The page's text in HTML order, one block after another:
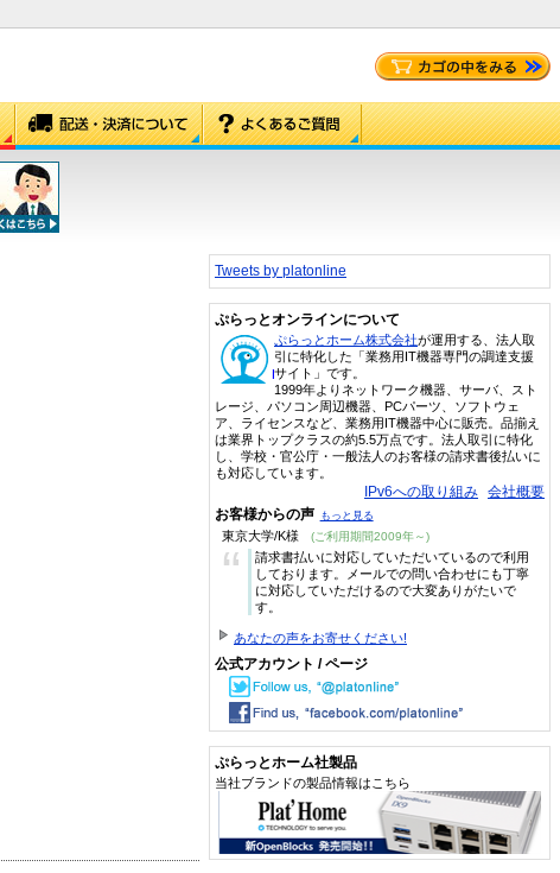
Tweets by platonline
ぷらっとオンラインについて
ぷらっとホーム株式会社が運用する、法人取
引に特化した「業務用IT機器専門の調達支援
サイト」です。
1999年よりネットワーク機器、サーバ、スト
レージ、パソコン周辺機器、PCパーツ、ソフトウェ
ア、ライセンスなど、業務用IT機器中心に販売。品揃え
は業界トップクラスの約5.5万点です。法人取引に特化
し、学校・官公庁・一般法人のお客様の請求書後払いに
も対応しています。
IPv6への取り組み 会社概要
お客様からの声 もっと見る
東京大学/K様 (ご利用期間2009年～)
“
請求書払いに対応していただいているので利用
しております。メールでの問い合わせにも丁寧
に対応していただけるので大変ありがたいで
す。
あなたの声をお寄せください!
公式アカウント / ページ
ぷらっとホーム社製品
当社ブランドの製品情報はこちら